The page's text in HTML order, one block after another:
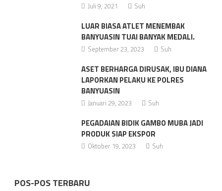
Juli 9, 2021 Suh
LUAR BIASA ATLET MENEMBAK
BANYUASIN TUAI BANYAK MEDALI.
September 23, 2023 Suh
ASET BERHARGA DIRUSAK, IBU DIANA
LAPORKAN PELAKU KE POLRES
BANYUASIN
Januari 29, 2023 Suh
PEGADAIAN BIDIK GAMBO MUBA JADI
PRODUK SIAP EKSPOR
Oktober 19, 2023 Suh
POS-POS TERBARU